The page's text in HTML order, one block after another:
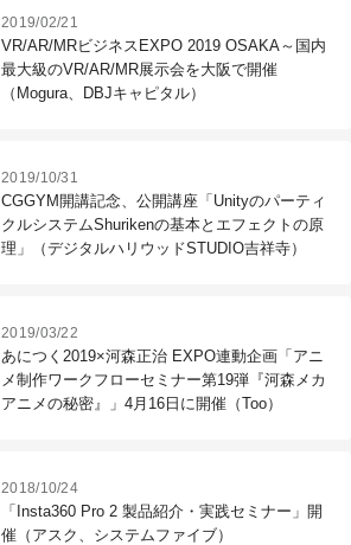
2019/02/21
VR/AR/MRビジネスEXPO 2019 OSAKA～国内
最大級のVR/AR/MR展示会を大阪で開催
（Mogura、DBJキャピタル）
2019/10/31
CGGYM開講記念、公開講座「Unityのパーティ
クルシステムShurikenの基本とエフェクトの原
理」（デジタルハリウッドSTUDIO吉祥寺）
2019/03/22
あにつく2019×河森正治 EXPO連動企画「アニ
メ制作ワークフローセミナー第19弾『河森メカ
アニメの秘密』」4月16日に開催（Too）
2018/10/24
「Insta360 Pro 2 製品紹介・実践セミナー」開
催（アスク、システムファイブ）